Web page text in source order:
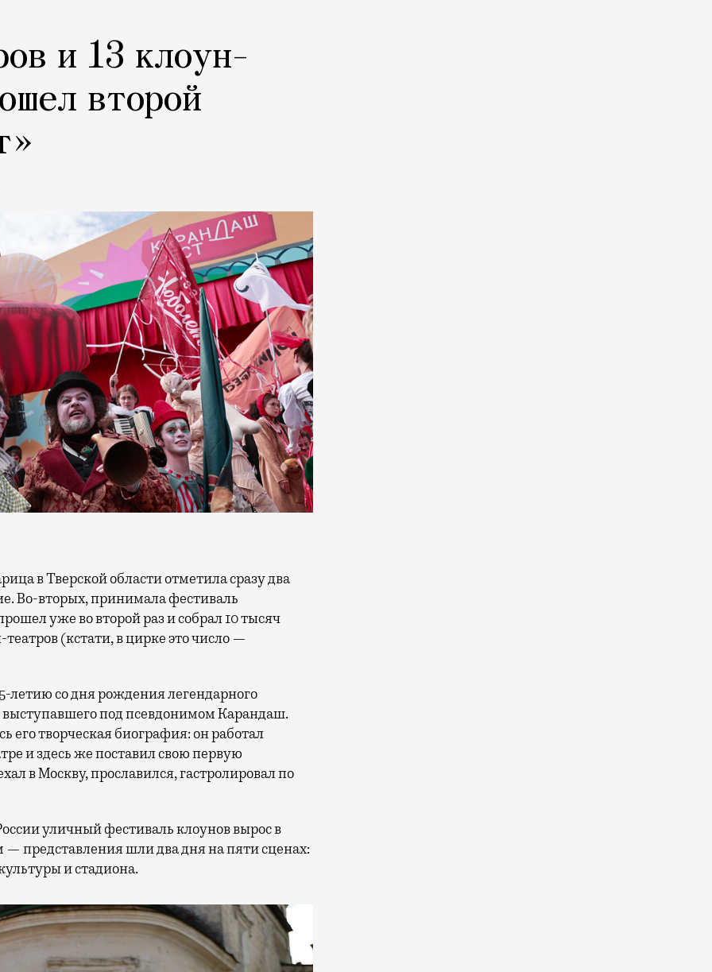
и 13 клоун-
второй
Во-вторых, принимала фестиваль
уже во второй раз и собрал 10 тысяч
(кстати, в цирке это число —
летию со дня рождения легендарного
под псевдонимом Карандаш.
его творческая биография: он работал
и здесь же поставил свою первую
в Москву, прославился, гастролировал по
уличный фестиваль клоунов вырос в
представления шли два дня на пяти сценах:
и стадиона.